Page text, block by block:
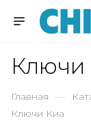
Ключи
Главная —
Ключи Киа